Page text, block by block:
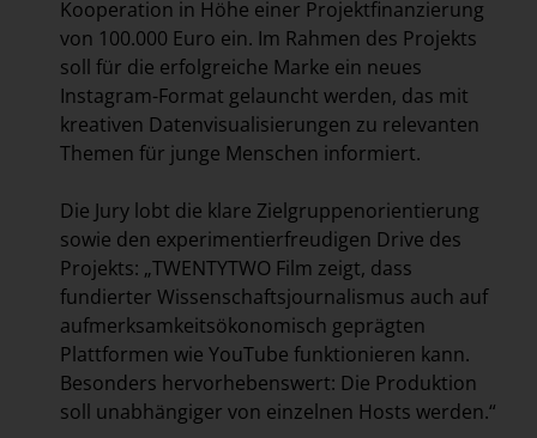
Kooperation in Höhe einer Projektfinanzierung
von 100.000 Euro ein. Im Rahmen des Projekts
soll für die erfolgreiche Marke ein neues
Instagram-Format gelauncht werden, das mit
kreativen Datenvisualisierungen zu relevanten
Themen für junge Menschen informiert.
Die Jury lobt die klare Zielgruppenorientierung
sowie den experimentierfreudigen Drive des
Projekts: „TWENTYTWO Film zeigt, dass
fundierter Wissenschaftsjournalismus auch auf
aufmerksamkeitsökonomisch geprägten
Plattformen wie YouTube funktionieren kann.
Besonders hervorhebenswert: Die Produktion
soll unabhängiger von einzelnen Hosts werden.“